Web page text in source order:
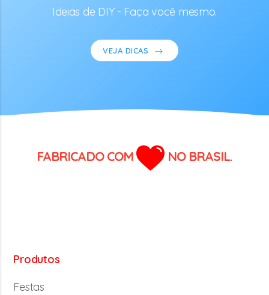
Ideias de DIY - Faça você mesmo.
VEJA DICAS
FABRICADO COM NO BRASIL.
Produtos
Festas